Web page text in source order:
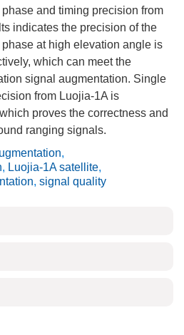
and timing precision from
indicates the precision of the
at high elevation angle is
which can meet the
signal augmentation. Single
from Luojia-1A is
proves the correctness and
ranging signals.
,
, Luojia-1A satellite,
, signal quality